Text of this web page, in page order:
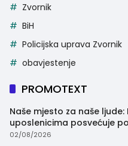
Zvornik
BiH
Policijska uprava Zvornik
obavjestenje
PROMOTEXT
Naše mjesto za naše
uposlenicima posvećuje
trenutak
02/08/2026